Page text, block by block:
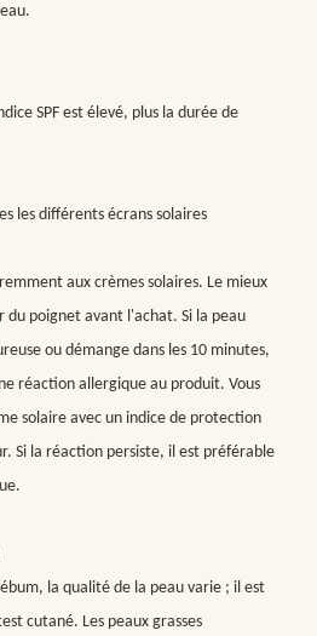
SPF est élevé, plus la durée de
les différents écrans solaires
aux crèmes solaires. Le mieux
poignet avant l'achat. Si la peau
ou démange dans les 10 minutes,
réaction allergique au produit. Vous
solaire avec un indice de protection
Si la réaction persiste, il est préférable
la qualité de la peau varie ; il est
cutané. Les peaux grasses